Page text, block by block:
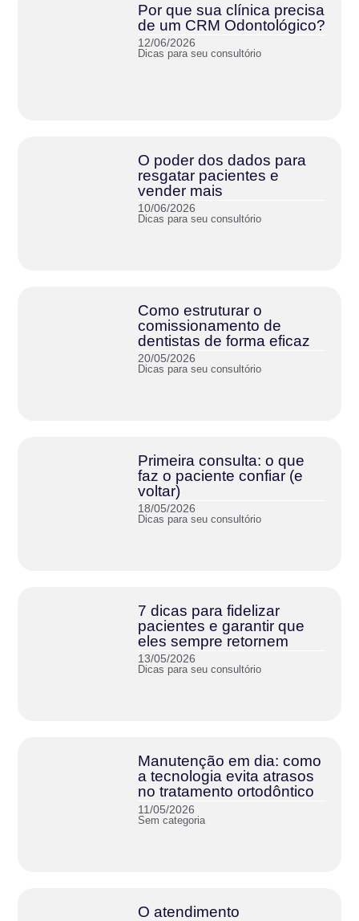
Por que sua clínica precisa
de um CRM Odontológico?
12/06/2026
Dicas para seu consultório
O poder dos dados para
resgatar pacientes e
vender mais
10/06/2026
Dicas para seu consultório
Como estruturar o
comissionamento de
dentistas de forma eficaz
20/05/2026
Dicas para seu consultório
Primeira consulta: o que
faz o paciente confiar (e
voltar)
18/05/2026
Dicas para seu consultório
7 dicas para fidelizar
pacientes e garantir que
eles sempre retornem
13/05/2026
Dicas para seu consultório
Manutenção em dia: como
a tecnologia evita atrasos
no tratamento ortodôntico
11/05/2026
Sem categoria
O atendimento